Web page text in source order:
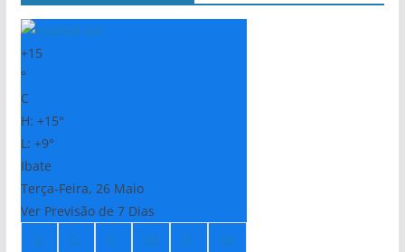
+15
°
C
H: +15°
L: +9°
Ibate
Terça-Feira, 26 Maio
Ver Previsão de 7 Dias
Q
Q
S
Sá
D
Se